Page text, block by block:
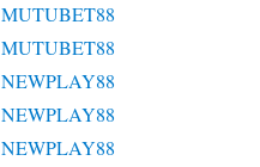
MUTUBET88
MUTUBET88
NEWPLAY88
NEWPLAY88
NEWPLAY88